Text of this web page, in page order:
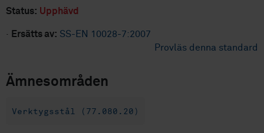
Status: Upphävd
· Ersätts av: SS-EN 10028-7:2007
Provläs denna standard
Ämnesområden
Verktygsstål (77.080.20)